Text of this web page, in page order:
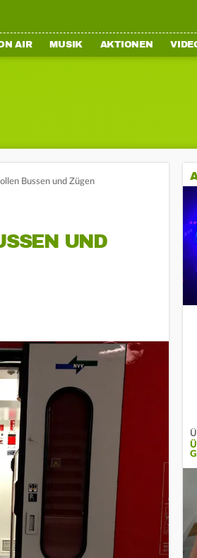
AIR MUSIK AKTIONEN
Bussen und Zügen
UND